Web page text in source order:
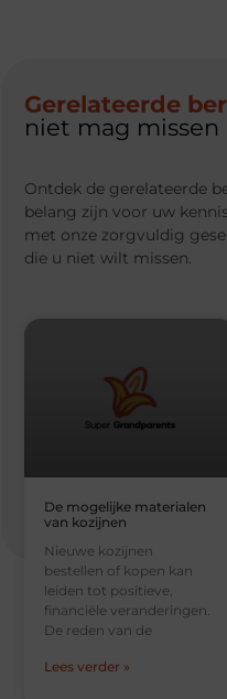
Gerelateerde
niet mag missen
Ontdek de gerelateerde
belang zijn voor uw
met onze zorgvuldig
die u niet wilt missen.
De mogelijke materialen
van kozijnen
Nieuwe kozijnen
bestellen of kopen kan
leiden tot positieve,
financiële veranderingen.
De reden van de
Lees verder »